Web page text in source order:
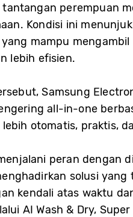
perempuan
Kondisi ini
mampu
lebih efisien.
Samsung
all-in-one
otomatis, praktis,
peran dengan
solusi
kendali atas waktu
AI Wash & Dry,